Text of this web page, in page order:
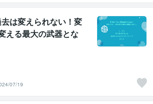
去は変えられない！変
える最大の武器とな
07/19